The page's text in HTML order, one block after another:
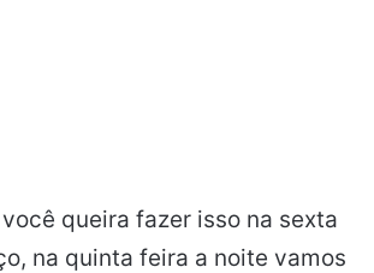
queira fazer isso na sexta
na quinta feira a noite vamos